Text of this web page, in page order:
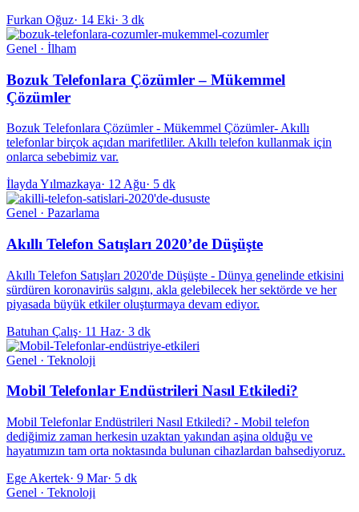
Furkan Oğuz· 14 Eki· 3 dk
Genel · İlham
Bozuk Telefonlara Çözümler – Mükemmel
Çözümler
Bozuk Telefonlara Çözümler - Mükemmel Çözümler- Akıllı
telefonlar birçok açıdan marifetliler. Akıllı telefon kullanmak için
onlarca sebebimiz var.
İlayda Yılmazkaya· 12 Ağu· 5 dk
Genel · Pazarlama
Akıllı Telefon Satışları 2020’de Düşüşte
Akıllı Telefon Satışları 2020'de Düşüşte - Dünya genelinde etkisini
sürdüren koronavirüs salgını, akla gelebilecek her sektörde ve her
piyasada büyük etkiler oluşturmaya devam ediyor.
Batuhan Çalış· 11 Haz· 3 dk
Genel · Teknoloji
Mobil Telefonlar Endüstrileri Nasıl Etkiledi?
Mobil Telefonlar Endüstrileri Nasıl Etkiledi? - Mobil telefon
dediğimiz zaman herkesin uzaktan yakından aşina olduğu ve
hayatımızın tam orta noktasında bulunan cihazlardan bahsediyoruz.
Ege Akertek· 9 Mar· 5 dk
Genel · Teknoloji